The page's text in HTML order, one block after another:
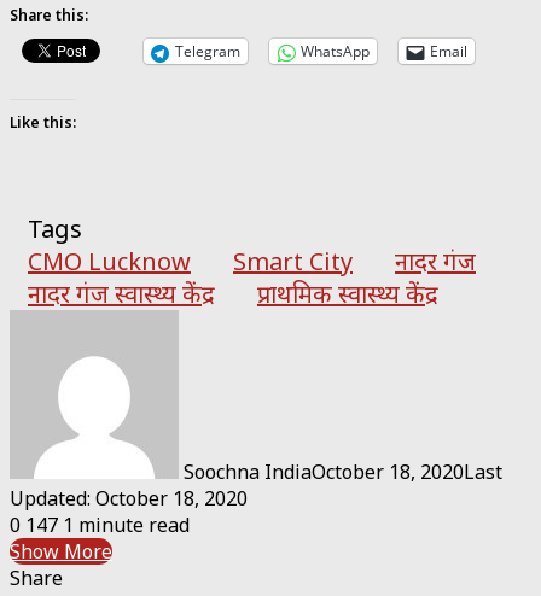
Share this:
Telegram
WhatsApp Email
Like this:
Tags
CMO Lucknow
Smart City
नादर गंज
नादर गंज स्वास्थ्य केंद्र
प्राथमिक स्वास्थ्य केंद्र
Soochna IndiaOctober 18, 2020Last
Updated: October 18, 2020
0 147 1 minute read
Show More
Share